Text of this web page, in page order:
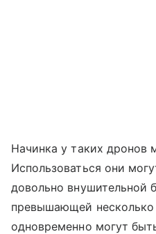
Начинка у таких дронов
Использоваться они
довольно внушительной
превышающей несколько
одновременно могут